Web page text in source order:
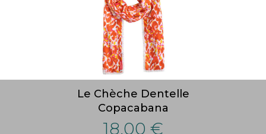
Le Chèche Dentelle
Copacabana
18,00 €